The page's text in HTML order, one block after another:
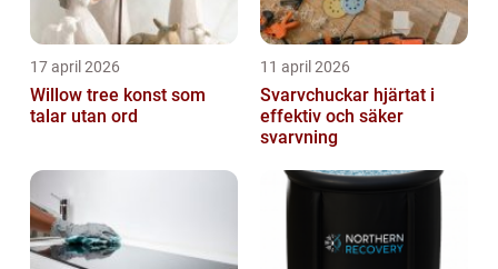
17 april 2026
Willow tree konst som
talar utan ord
11 april 2026
Svarvchuckar hjärtat i
effektiv och säker
svarvning